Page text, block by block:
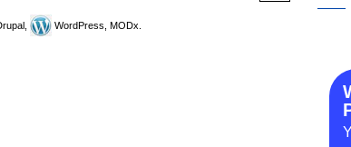
WordPress, MODx.